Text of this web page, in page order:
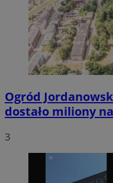
Ogród
dostało miliony
3